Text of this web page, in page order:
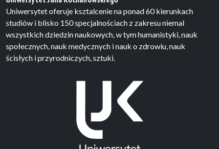
Uniwersytet oferuje ksztalcenie na ponad 60 kierunkach
studiów i blisko 150 specjalnościach z zakresu niemal
wszystkich dziedzin naukowych, w tym humanistyki, nauk
społecznych, nauk medycznych i nauk o zdrowiu, nauk
ścisłych i przyrodniczych, sztuki.